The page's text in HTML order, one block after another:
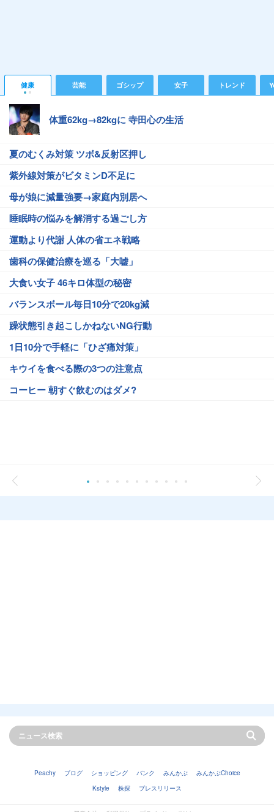
健康 芸能 ゴシップ 女子 トレンド
体重62kg→82kgに 寺田心の生活
夏のむくみ対策 ツボ&反射区押し
紫外線対策がビタミンD不足に
母が娘に減量強要→家庭内別居へ
睡眠時の悩みを解消する過ごし方
運動より代謝 人体の省エネ戦略
歯科の保健治療を巡る「大嘘」
大食い女子 46キロ体型の秘密
バランスボール毎日10分で20kg減
躁状態引き起こしかねないNG行動
1日10分で手軽に「ひざ痛対策」
キウイを食べる際の3つの注意点
コーヒー 朝すぐ飲むのはダメ?
Peachy ブログ ショッピング バンク みんかぶ
みんかぶChoice
Kstyle
株探 プレスリリース